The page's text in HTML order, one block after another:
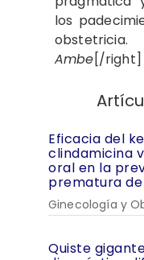
los
Ambe[/right]
Eficacia del
clindamicina
oral en la
prematura
Ginecología y
Quiste